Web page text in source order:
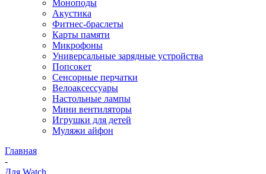
Моноподы
Акустика
Фитнес-браслеты
Карты памяти
Микрофоны
Универсальные зарядные устройства
Попсокет
Сенсорные перчатки
Велоаксессуары
Настольные лампы
Мини вентиляторы
Игрушки для детей
Муляжи айфон
Главная
-
Для Watch